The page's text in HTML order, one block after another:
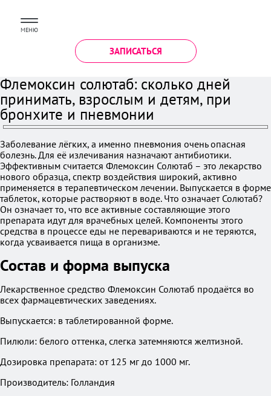
МЕНЮ
ЗАПИСАТЬСЯ
Флемоксин солютаб: сколько дней
принимать, взрослым и детям, при
бронхите и пневмонии
Заболевание лёгких, а именно пневмония очень опасная
болезнь. Для её излечивания назначают антибиотики.
Эффективным считается Флемоксин Солютаб – это лекарство
нового образца, спектр воздействия широкий, активно
применяется в терапевтическом лечении. Выпускается в форме
таблеток, которые растворяют в воде. Что означает Солютаб?
Он означает то, что все активные составляющие этого
препарата идут для врачебных целей. Компоненты этого
средства в процессе еды не перевариваются и не теряются,
когда усваивается пища в организме.
Состав и форма выпуска
Лекарственное средство Флемоксин Солютаб продаётся во
всех фармацевтических заведениях.
Выпускается: в таблетированной форме.
Пилюли: белого оттенка, слегка затемняются желтизной.
Дозировка препарата: от 125 мг до 1000 мг.
Производитель: Голландия